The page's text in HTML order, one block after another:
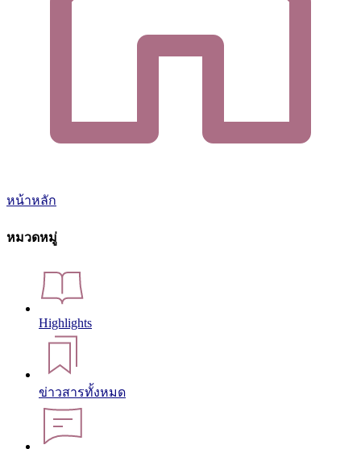
หน้าหลัก
หมวดหมู่
Highlights
ข่าวสารทั้งหมด